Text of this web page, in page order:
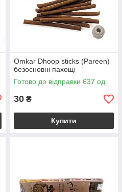
Omkar Dhoop sticks (Pareen)
безосновні пахощі
Готово до відправки 637 од.
30 ₴
Купити